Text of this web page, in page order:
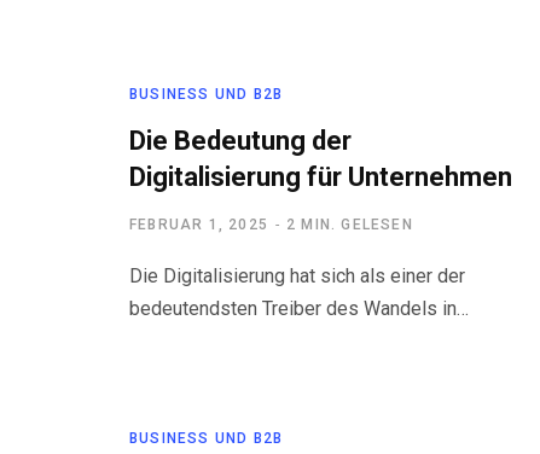
BUSINESS UND B2B
Die Bedeutung der
Digitalisierung für Unternehmen
FEBRUAR 1, 2025 2 MIN. GELESEN
Die Digitalisierung hat sich als einer der
bedeutendsten Treiber des Wandels in…
BUSINESS UND B2B